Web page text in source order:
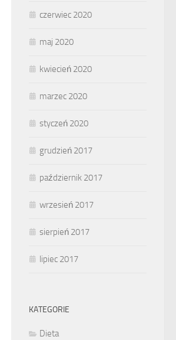
czerwiec 2020
maj 2020
kwiecień 2020
marzec 2020
styczeń 2020
grudzień 2017
październik 2017
wrzesień 2017
sierpień 2017
lipiec 2017
KATEGORIE
Dieta